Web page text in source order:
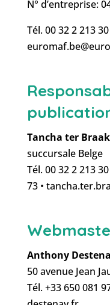
N° d’entreprise:
Tél. 00 32 2 213 30
Tancha ter
succursale Belge
Tél. 00 32 2 213 30
73 •
Anthony
50 avenue Jean
Tél. +33 650 081